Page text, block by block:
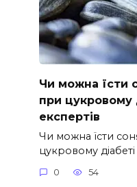
Чи можна їсти
при цукровому
експертів
Чи можна їсти
цукровому діабеті
0 54